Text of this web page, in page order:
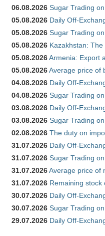
06.08.2026 Sugar Trading
05.08.2026 Daily Off-
05.08.2026 Sugar Trading
05.08.2026 Kazakhstan:
05.08.2026Armenia: Export
05.08.2026Average price of
04.08.2026 Daily Off-
04.08.2026 Sugar Trading
03.08.2026 Daily Off-
03.08.2026 Sugar Trading
02.08.2026 The duty on
31.07.2026 Daily Off-
31.07.2026 Sugar Trading
31.07.2026Average price of
31.07.2026 Remaining
30.07.2026 Daily Off-
30.07.2026 Sugar Trading
29.07.2026 Daily Off-